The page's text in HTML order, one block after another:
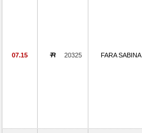
07.15 20325 FARA SABINA